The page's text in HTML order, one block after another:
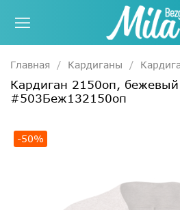
Главная Кардиганы
Кардиган 2150оп, бежевый
#503Беж132150оп
-50%